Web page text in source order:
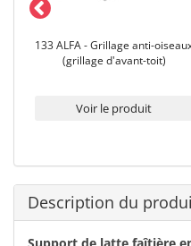
133 ALFA - Grillage anti-
(grillage d'avant-toit)
Voir le produit
Description du
Support de latte faîtière